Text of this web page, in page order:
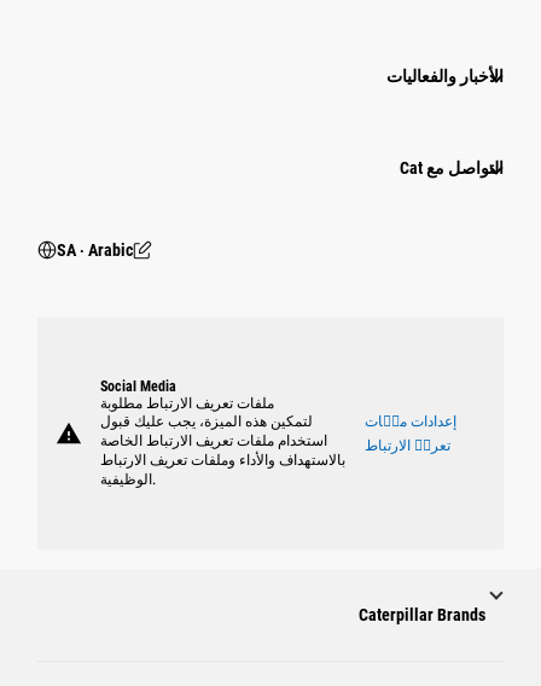
الأخبار والفعاليات
التواصل مع Cat
SA ‧ Arabic
warning
Social Media
ملفات تعريف الارتباط مطلوبة
لتمكين هذه الميزة، يجب عليك قبول
استخدام ملفات تعريف الارتباط الخاصة
بالاستهداف والأداء وملفات تعريف الارتباط
الوظيفية.
إعدادات ملٝات
تعريٝ الارتباط
Caterpillar Brands